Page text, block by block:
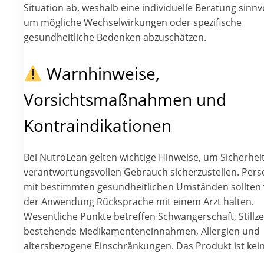
Situation ab, weshalb eine individuelle Beratung
um mögliche Wechselwirkungen oder spezifische
gesundheitliche Bedenken abzuschätzen.
Warnhinweise,
Vorsichtsmaßnahmen und
Kontraindikationen
Bei NutroLean gelten wichtige Hinweise, um
verantwortungsvollen Gebrauch sicherzustellen.
mit bestimmten gesundheitlichen Umständen sollten
der Anwendung Rücksprache mit einem Arzt halten.
Wesentliche Punkte betreffen Schwangerschaft,
bestehende Medikamenteneinnahmen, Allergien und
altersbezogene Einschränkungen. Das Produkt ist